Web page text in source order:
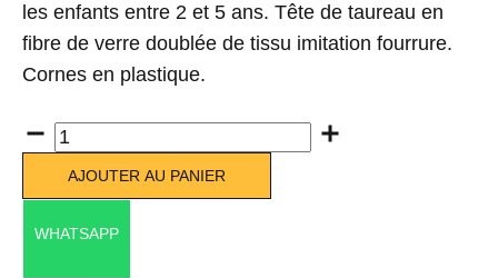
les enfants entre 2 et 5 ans. Tête de taureau en
fibre de verre doublée de tissu imitation fourrure.
Cornes en plastique.
Quantité
AJOUTER AU PANIER
WHATSAPP